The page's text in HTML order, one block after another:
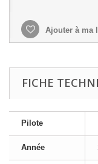
Ajouter à ma
FICHE
Pilote
Année